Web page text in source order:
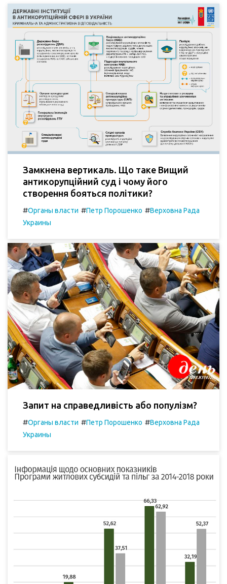
Замкнена вертикаль. Що таке Вищий
антикорупційний суд і чому його
створення бояться політики?
#Органы власти #Петр Порошенко #Верховна Рада
Украины
Запит на справедливість або популізм?
#Органы власти #Петр Порошенко #Верховна Рада
Украины